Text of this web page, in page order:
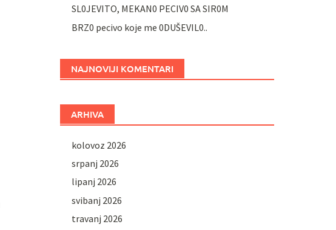
SL0JEVITO, MEKAN0 PECIV0 SA SIR0M
BRZ0 pecivo koje me 0DUŠEVIL0..
NAJNOVIJI KOMENTARI
ARHIVA
kolovoz 2026
srpanj 2026
lipanj 2026
svibanj 2026
travanj 2026